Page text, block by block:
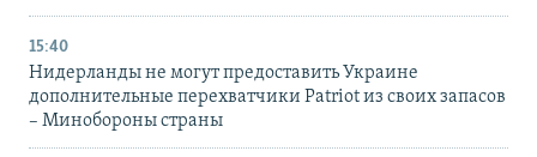
15:40
Нидерланды не могут предоставить Украине
дополнительные перехватчики Patriot из своих запасов
– Минобороны страны